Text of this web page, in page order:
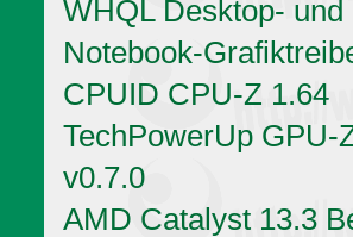
WHQL Desktop- und
Notebook-
CPUID CPU-Z 1.64
TechPowerUp GPU-
v0.7.0
AMD Catalyst 13.3